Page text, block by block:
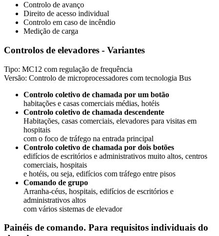
Controlo de avanço
Direito de acesso individual
Controlo em caso de incêndio
Medição de carga
Controlos de elevadores - Variantes
Tipo: MC12 com regulação de frequência
Versão: Controlo de microprocessadores com tecnologia Bus
Controlo coletivo de chamada por um botão
habitações e casas comerciais médias, hotéis
Controlo coletivo de chamada descendente
Habitações, casas comerciais, elevadores para visitas em
hospitais
com o foco de tráfego na entrada principal
Controlo coletivo de chamada por dois botões
edifícios de escritórios e administrativos muito altos, centros
comerciais, hospitais
e hotéis, ou seja, edifícios com tráfego entre pisos
Comando de grupo
Arranha-céus, hospitais, edifícios de escritórios e
administrativos altos
com vários sistemas de elevador
Painéis de comando. Para requisitos individuais do